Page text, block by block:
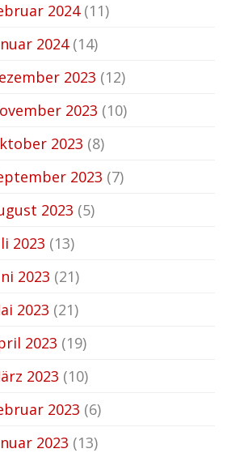
2024(11)
2024(14)
2023 (12)
2023 (10)
2023 (8)
2023 (7)
2023 (5)
2023 (13)
2023 (21)
2023 (21)
2023 (19)
2023 (10)
2023 (6)
2023 (13)